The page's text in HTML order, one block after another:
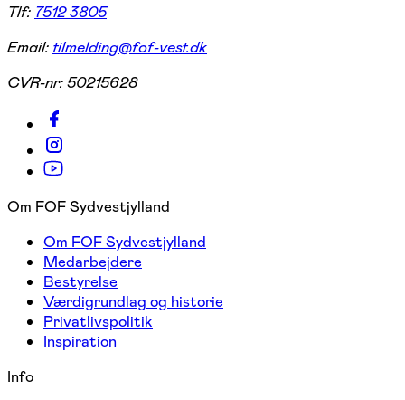
Tlf: 7512 3805
Email:tilmelding@fof-vest.dk
CVR-nr:50215628
Om FOF Sydvestjylland
Om FOF Sydvestjylland
Medarbejdere
Bestyrelse
Værdigrundlag og historie
Privatlivspolitik
Inspiration
Info